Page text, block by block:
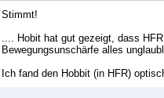
Stimmt!
.... Hobit hat gut gezeigt, dass
Bewegungsunschärfe alles
Ich fand den Hobbit (in HFR)